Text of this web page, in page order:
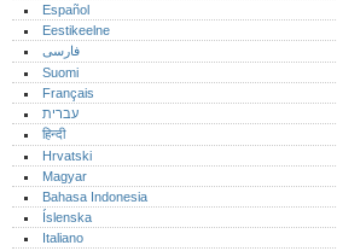
Español
Eestikeelne
فارسی
Suomi
Français
עברית
हिन्दी
Hrvatski
Magyar
Bahasa Indonesia
Íslenska
Italiano